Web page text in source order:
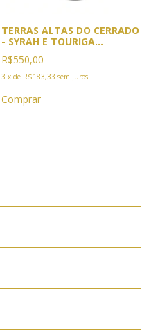
TERRAS ALTAS DO CERRADO
- SYRAH E TOURIGA
NACIONAL SAFRA 2021-5X
Premiado. 2025:Ouro GPVB,
Rio e Vinus, Cannes.
BACCHUS e BWC
R$550,00
3 x de R$183,33 sem juros